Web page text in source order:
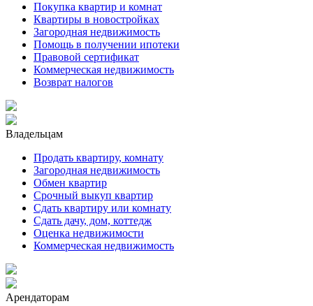
Покупка квартир и комнат
Квартиры в новостройках
Загородная недвижимость
Помощь в получении ипотеки
Правовой сертификат
Коммерческая недвижимость
Возврат налогов
Владельцам
Продать квартиру, комнату
Загородная недвижимость
Обмен квартир
Срочный выкуп квартир
Сдать квартиру или комнату
Сдать дачу, дом, коттедж
Оценка недвижимости
Коммерческая недвижимость
Арендаторам